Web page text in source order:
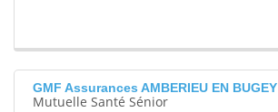
GMF Assurances AMBERIEU EN BUGEY
Mutuelle Santé Sénior